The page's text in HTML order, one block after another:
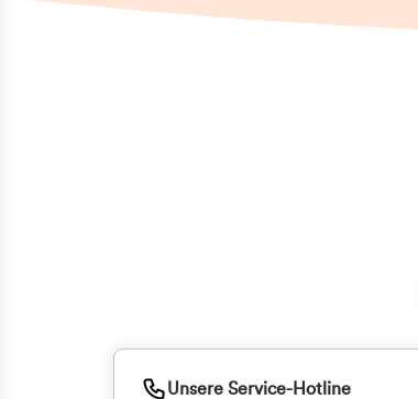
Unsere Service-Hotline